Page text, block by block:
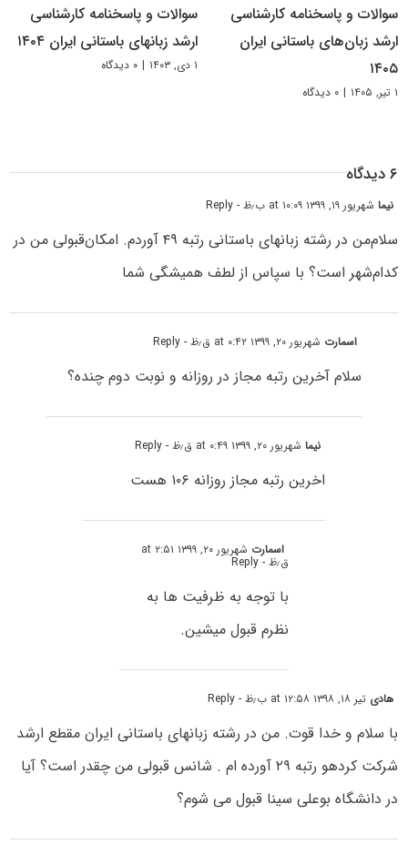
سوالات و پاسخنامه کارشناسی
ارشد زبان‌های باستانی ایران
۱۴۰۵
۱ تیر, ۱۴۰۵ | ۰ دیدگاه
سوالات و پاسخنامه کارشناسی
ارشد زبانهای باستانی ایران ۱۴۰۴
۱ دی, ۱۴۰۳ | ۰ دیدگاه
۶ دیدگاه
نیماشهریور ۱۹, ۱۳۹۹ at ۱۰:۰۹ ب٫ظ - Reply
سلام‌من در رشته زبانهای باستانی رتبه ۴۹ آوردم. امکان‌قبولی من در
کدام‌شهر است؟ با سپاس از لطف همیشگی شما
اسمارت شهریور ۲۰, ۱۳۹۹ at ۰:۴۲ ق٫ظ - Reply
سلام آخرین رتبه مجاز در روزانه و نوبت دوم چنده؟
نیماشهریور ۲۰, ۱۳۹۹ at ۰:۴۹ ق٫ظ - Reply
اخرین رتبه مجاز روزانه ۱۰۶ هست
اسمارت شهریور ۲۰, ۱۳۹۹ at ۲:۵۱
ق٫ظ - Reply
با توجه به ظرفیت ها به
نظرم قبول میشین.
هادی تیر ۱۸, ۱۳۹۸ at ۱۲:۵۸ ب٫ظ - Reply
با سلام و خدا قوت. من در رشته زبانهای باستانی ایران مقطع ارشد
شرکت کردهو رتبه ۲۹ آورده ام . شانس قبولی من چقدر است؟ آیا
در دانشگاه بوعلی سینا قبول می شوم؟